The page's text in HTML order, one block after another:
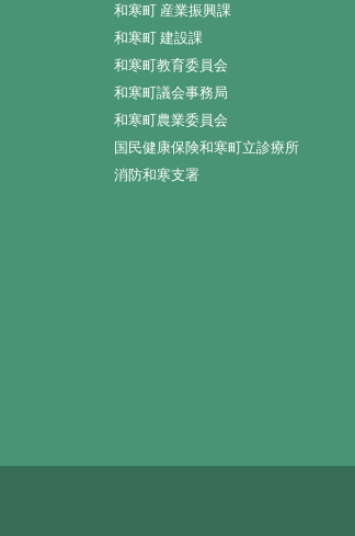
和寒町 産業振興課
和寒町 建設課
和寒町教育委員会
和寒町議会事務局
和寒町農業委員会
国民健康保険和寒町立診療所
消防和寒支署